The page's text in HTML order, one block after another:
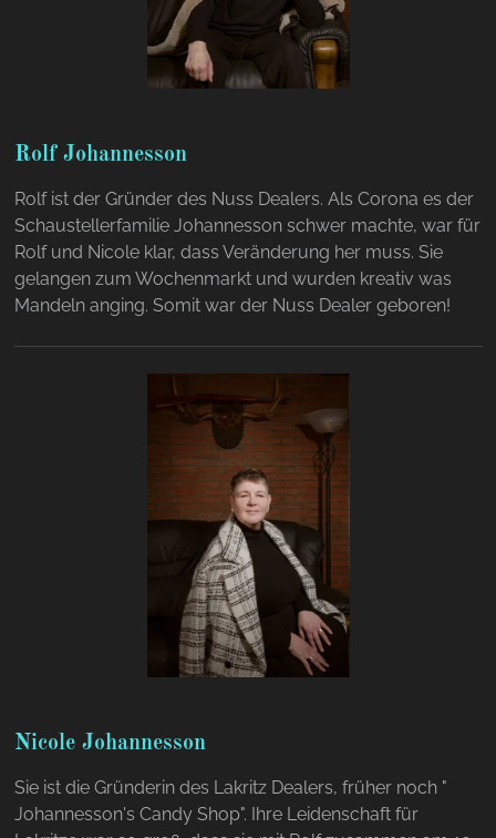
Rolf Johannesson
Rolf ist der Gründer des Nuss Dealers. Als Corona es der
Schaustellerfamilie Johannesson schwer machte, war für
Rolf und Nicole klar, dass Veränderung her muss. Sie
gelangen zum Wochenmarkt und wurden kreativ was
Mandeln anging. Somit war der Nuss Dealer geboren!
Nicole Johannesson
Sie ist die Gründerin des Lakritz Dealers, früher noch "
Johannesson's Candy Shop". Ihre Leidenschaft für